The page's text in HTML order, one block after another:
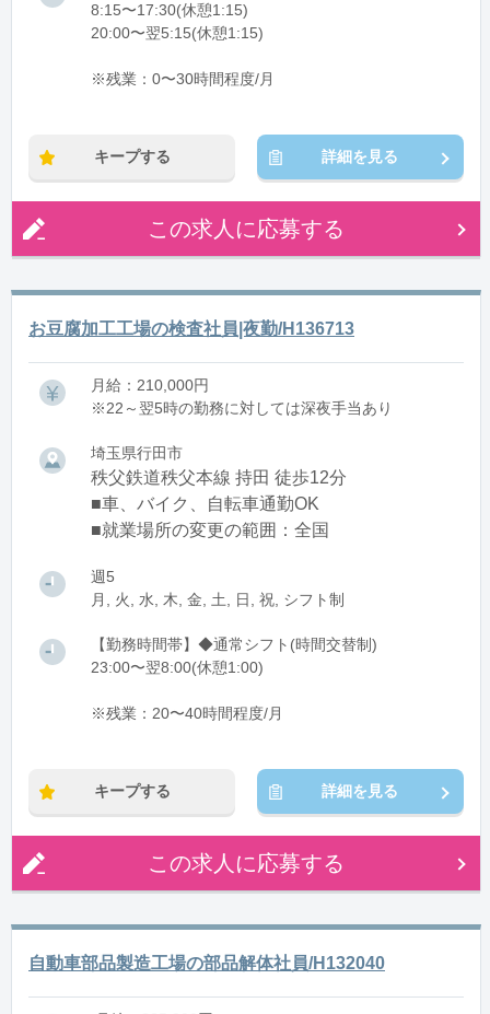
8:15〜17:30(休憩1:15)
20:00〜翌5:15(休憩1:15)
※残業：0〜30時間程度/月
キープする 詳細を見る
この求人に応募する
お豆腐加工工場の検査社員|夜勤/H136713
月給：210,000円
※22～翌5時の勤務に対しては深夜手当あり
埼玉県行田市
秩父鉄道秩父本線 持田 徒歩12分
■車、バイク、自転車通勤OK
■就業場所の変更の範囲：全国
週5
月, 火, 水, 木, 金, 土, 日, 祝, シフト制
【勤務時間帯】◆通常シフト(時間交替制)
23:00〜翌8:00(休憩1:00)
※残業：20〜40時間程度/月
キープする 詳細を見る
この求人に応募する
自動車部品製造工場の部品解体社員/H132040